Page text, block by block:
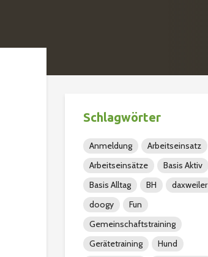
Schlagwörter
Anmeldung
Arbeitseinsatz
Arbeitseinsätze
Basis Aktiv
Basis Alltag
BH
daxweiler
doogy
Fun
Gemeinschaftstraining
Gerätetraining
Hund